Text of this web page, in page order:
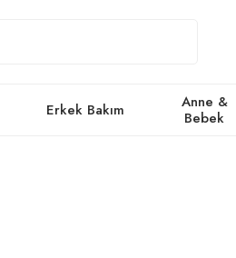
Erkek Bakım
Anne &
Bebek